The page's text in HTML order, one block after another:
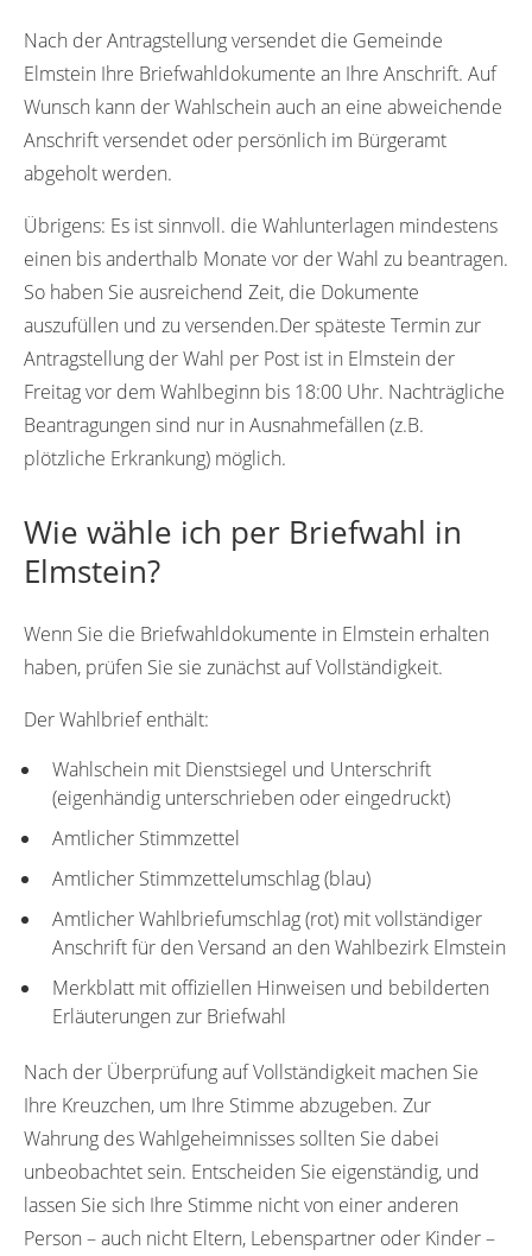
Nach der Antragstellung versendet die Gemeinde
Elmstein Ihre Briefwahldokumente an Ihre Anschrift. Auf
Wunsch kann der Wahlschein auch an eine abweichende
Anschrift versendet oder persönlich im Bürgeramt
abgeholt werden.
Übrigens: Es ist sinnvoll. die Wahlunterlagen mindestens
einen bis anderthalb Monate vor der Wahl zu beantragen.
So haben Sie ausreichend Zeit, die Dokumente
auszufüllen und zu versenden.Der späteste Termin zur
Antragstellung der Wahl per Post ist in Elmstein der
Freitag vor dem Wahlbeginn bis 18:00 Uhr. Nachträgliche
Beantragungen sind nur in Ausnahmefällen (z.B.
plötzliche Erkrankung) möglich.
Wie wähle ich per Briefwahl in
Elmstein?
Wenn Sie die Briefwahldokumente in Elmstein erhalten
haben, prüfen Sie sie zunächst auf Vollständigkeit.
Der Wahlbrief enthält:
Wahlschein mit Dienstsiegel und Unterschrift
(eigenhändig unterschrieben oder eingedruckt)
Amtlicher Stimmzettel
Amtlicher Stimmzettelumschlag (blau)
Amtlicher Wahlbriefumschlag (rot) mit vollständiger
Anschrift für den Versand an den Wahlbezirk Elmstein
Merkblatt mit offiziellen Hinweisen und bebilderten
Erläuterungen zur Briefwahl
Nach der Überprüfung auf Vollständigkeit machen Sie
Ihre Kreuzchen, um Ihre Stimme abzugeben. Zur
Wahrung des Wahlgeheimnisses sollten Sie dabei
unbeobachtet sein. Entscheiden Sie eigenständig, und
lassen Sie sich Ihre Stimme nicht von einer anderen
Person – auch nicht Eltern, Lebenspartner oder Kinder –